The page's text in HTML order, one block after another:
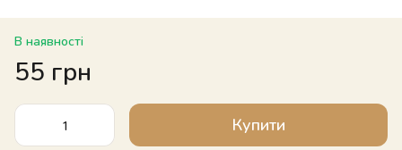
В наявності
55 грн
Купити